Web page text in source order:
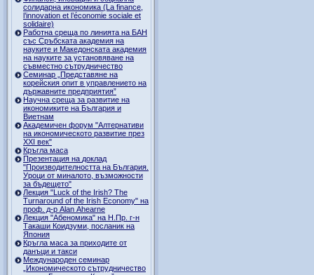
солидарна икономика (La finance,
l’innovation et l’économie sociale et
solidaire)
Работна среща по линията на БАН
със Сръбската академия на
науките и Македонската академия
на науките за установяване на
съвместно сътрудничество
Семинар „Представяне на
корейския опит в управлението на
държавните предприятия”
Научна среща за развитие на
икономиките на България и
Виетнам
Академичен форум "Алтернативи
на икономическото развитие през
XXI век"
Кръгла маса
Презентация на доклад
"Производителността на България.
Уроци от миналото, възможности
за бъдещето"
Лекция "Luck of the Irish? The
Turnaround of the Irish Economy" на
проф. д-р Alan Ahearne
Лекция "Абеномика" на Н.Пр. г-н
Такаши Коидзуми, посланик на
Япония
Кръгла маса за приходите от
данъци и такси
Международен семинар
„Икономическото сътрудничество